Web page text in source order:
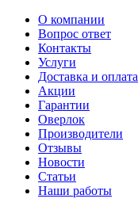
О компании
Вопрос ответ
Контакты
Услуги
Доставка и оплата
Акции
Гарантии
Оверлок
Производители
Отзывы
Новости
Статьи
Наши работы